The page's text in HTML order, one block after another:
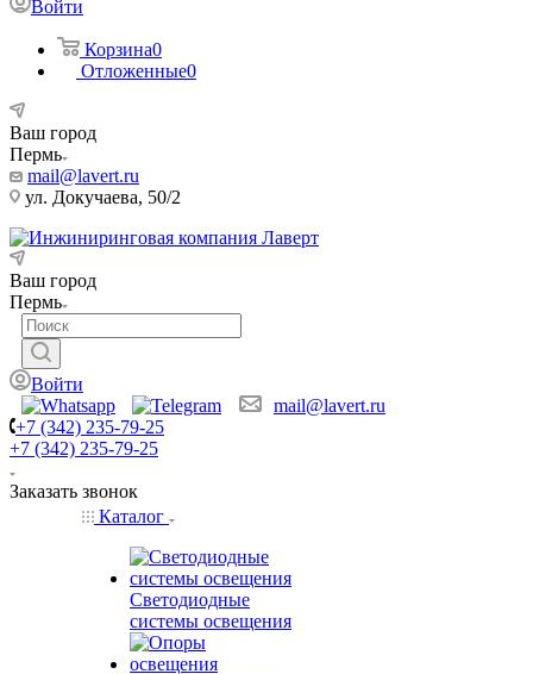
Войти
Корзина0
Отложенные0
Ваш город
Пермь
mail@lavert.ru
ул. Докучаева, 50/2
Ваш город
Пермь
Войти
mail@lavert.ru
+7 (342) 235-79-25
+7 (342) 235-79-25
Заказать звонок
Каталог
Светодиодные
системы освещения